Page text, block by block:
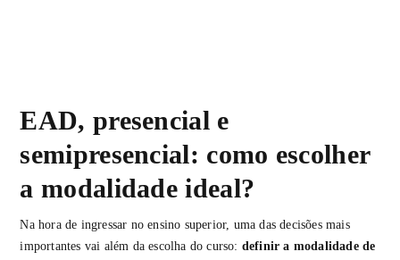
EAD, presencial e
semipresencial: como escolher
a modalidade ideal?
Na hora de ingressar no ensino superior, uma das decisões mais
importantes vai além da escolha do curso: definir a modalidade de